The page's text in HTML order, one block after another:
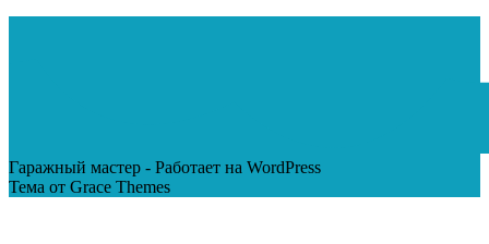
Гаражный мастер - Работает на WordPress
Тема от Grace Themes